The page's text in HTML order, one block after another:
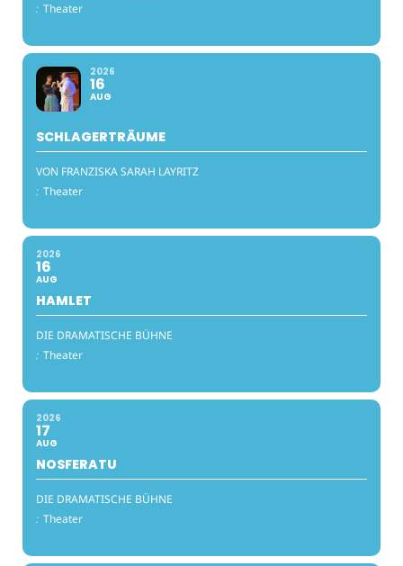
: Theater
2026
16
AUG
SCHLAGERTRÄUME
VON FRANZISKA SARAH LAYRITZ
: Theater
2026
16
AUG
HAMLET
DIE DRAMATISCHE BÜHNE
: Theater
2026
17
AUG
NOSFERATU
DIE DRAMATISCHE BÜHNE
: Theater